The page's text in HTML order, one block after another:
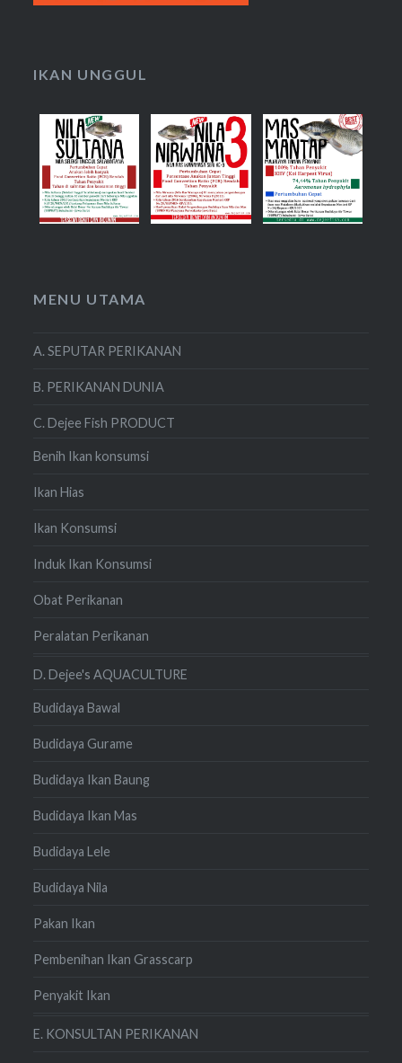
IKAN UNGGUL
MENU UTAMA
A. SEPUTAR PERIKANAN
B. PERIKANAN DUNIA
C. Dejee Fish PRODUCT
Benih Ikan konsumsi
Ikan Hias
Ikan Konsumsi
Induk Ikan Konsumsi
Obat Perikanan
Peralatan Perikanan
D. Dejee's AQUACULTURE
Budidaya Bawal
Budidaya Gurame
Budidaya Ikan Baung
Budidaya Ikan Mas
Budidaya Lele
Budidaya Nila
Pakan Ikan
Pembenihan Ikan Grasscarp
Penyakit Ikan
E. KONSULTAN PERIKANAN